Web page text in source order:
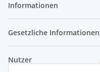
Informationen
Gesetzliche Informationen
Nutzer